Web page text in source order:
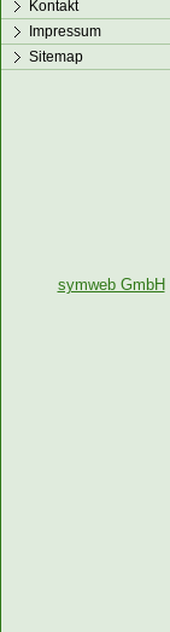
Kontakt
Impressum
Sitemap
symweb GmbH